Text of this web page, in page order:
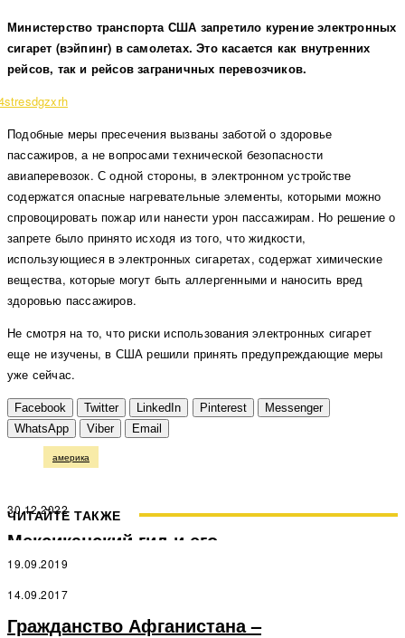
Министерство транспорта США запретило курение электронных
сигарет (вэйпинг) в самолетах. Это касается как внутренних
рейсов, так и рейсов заграничных перевозчиков.
Подобные меры пресечения вызваны заботой о здоровье
пассажиров, а не вопросами технической безопасности
авиаперевозок. С одной стороны, в электронном устройстве
содержатся опасные нагревательные элементы, которыми можно
спровоцировать пожар или нанести урон пассажирам. Но решение о
запрете было принято исходя из того, что жидкости,
использующиеся в электронных сигаретах, содержат химические
вещества, которые могут быть аллергенными и наносить вред
здоровью пассажиров.
Не смотря на то, что риски использования электронных сигарет
еще не изучены, в США решили принять предупреждающие меры
уже сейчас.
Facebook Twitter LinkedIn Pinterest
Messenger
WhatsApp
Viber Email
америка
ЧИТАЙТЕ ТАКЖЕ
30.12.2022
Мексиканский гид и его
исторический экскурс
19.09.2019
Любите ли вы Италию?
14.09.2017
Гражданство Афганистана –